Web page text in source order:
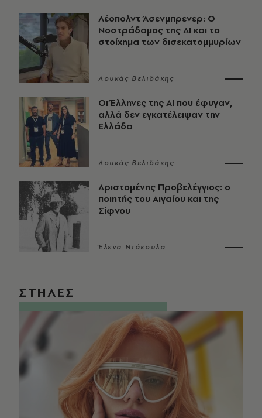
Λέοπολντ Άσενμπρενερ: Ο
Νοστράδαμος της AI και το
στοίχημα των δισεκατομμυρίων
Λουκάς Βελιδάκης
Οι Έλληνες της ΑΙ που έφυγαν,
αλλά δεν εγκατέλειψαν την
Ελλάδα
Λουκάς Βελιδάκης
Αριστομένης Προβελέγγιος: ο
ποιητής του Αιγαίου και της
Σίφνου
Έλενα Ντάκουλα
ΣΤΗΛΕΣ